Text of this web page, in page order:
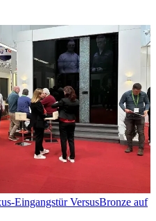
Eingangstür VersusBronze auf